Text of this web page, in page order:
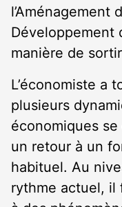
l’Aménagement
Développement
manière de
L’économiste a
plusieurs
économiques
un retour à un
habituel. Au
rythme actuel, il